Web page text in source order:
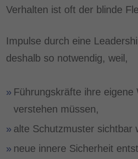
Verhalten ist oft der blinde
Impulse durch eine
deshalb so notwendig, weil,
Führungskräfte ihre eigene
verstehen müssen,
alte Schutzmuster sichtbar
neue innere Sicherheit